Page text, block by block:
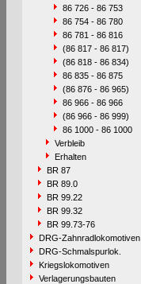
86 726 - 86 753
86 754 - 86 780
86 781 - 86 816
(86 817 - 86 817)
(86 818 - 86 834)
86 835 - 86 875
(86 876 - 86 965)
86 966 - 86 966
(86 966 - 86 999)
86 1000 - 86 1000
Verbleib
Erhalten
BR 87
BR 89.0
BR 99.22
BR 99.32
BR 99.73-76
DRG-Zahnradlokomotiven
DRG-Schmalspurlok.
Kriegslokomotiven
Verlagerungsbauten